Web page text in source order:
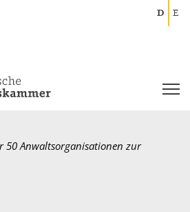
D E
50 Anwaltsorganisationen zur